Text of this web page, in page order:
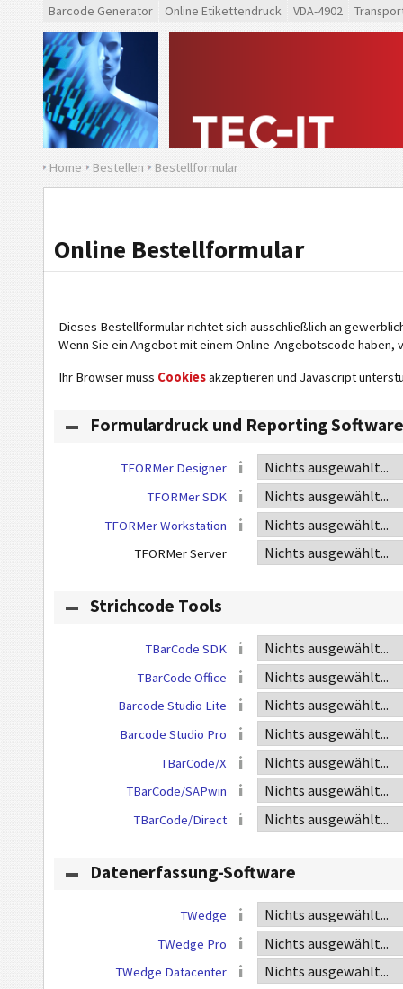
Barcode Generator Online Etikettendruck VDA-4902
Home Bestellen Bestellformular
Online Bestellformular
Dieses Bestellformular richtet sich ausschließlich an
Wenn Sie ein Angebot mit einem Online-Angebotscode
Ihr Browser muss Cookiesakzeptieren und Javascript
Formulardruck und Reporting Software
TFORMer Designer
TFORMer SDK
TFORMer Workstation
TFORMer Server
Strichcode Tools
TBarCode SDK
TBarCode Office
Barcode Studio Lite
Barcode Studio Pro
TBarCode/X
TBarCode/SAPwin
TBarCode/Direct
Datenerfassung-Software
TWedge
TWedge Pro
TWedge Datacenter